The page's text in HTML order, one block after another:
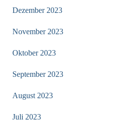
Dezember 2023
November 2023
Oktober 2023
September 2023
August 2023
Juli 2023